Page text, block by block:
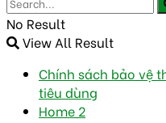
No Result
View All Result
Chính sách bảo vệ
tiêu dùng
Home 2